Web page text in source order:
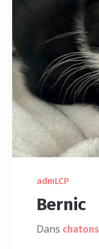
admLCP
Bernic
Dans chatons